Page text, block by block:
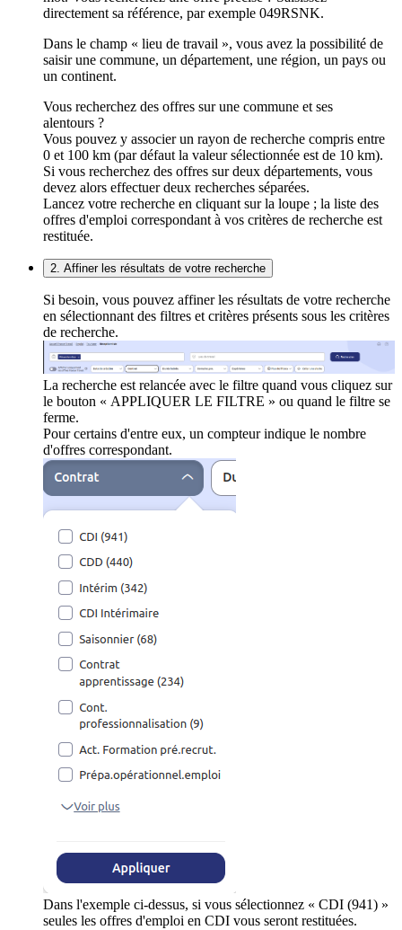
directement sa référence, par exemple 049RSNK.
Dans le champ « lieu de travail », vous avez la possibilité de
saisir une commune, un département, une région, un pays ou
un continent.
Vous recherchez des offres sur une commune et ses
alentours ?
Vous pouvez y associer un rayon de recherche compris entre
0 et 100 km (par défaut la valeur sélectionnée est de 10 km).
Si vous recherchez des offres sur deux départements, vous
devez alors effectuer deux recherches séparées.
Lancez votre recherche en cliquant sur la loupe ; la liste des
offres d'emploi correspondant à vos critères de recherche est
restituée.
2. Affiner les résultats de votre recherche
Si besoin, vous pouvez affiner les résultats de votre recherche
en sélectionnant des filtres et critères présents sous les critères
de recherche.
La recherche est relancée avec le filtre quand vous cliquez sur
le bouton « APPLIQUER LE FILTRE » ou quand le filtre se
ferme.
Pour certains d'entre eux, un compteur indique le nombre
d'offres correspondant.
Dans l'exemple ci-dessus, si vous sélectionnez « CDI (941) »
seules les offres d'emploi en CDI vous seront restituées.